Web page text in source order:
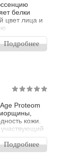
белки
цвет лица и
и все
Сыворотка
Подробнее
Proteom
кожи.
участвующий
в
Подробнее